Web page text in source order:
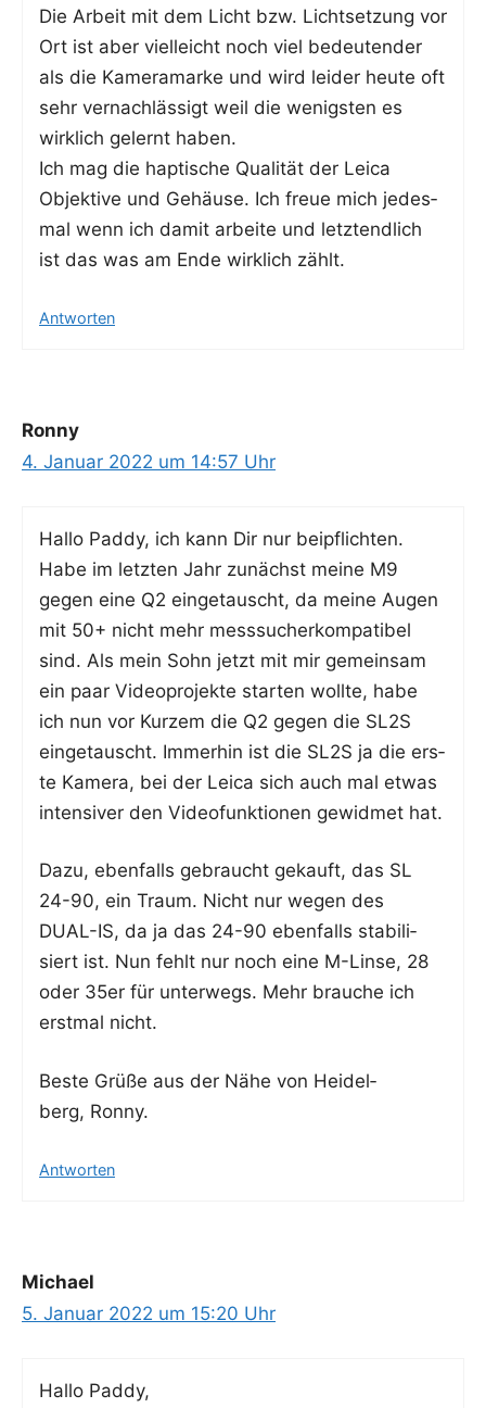
Die Arbeit mit dem Licht bzw. Licht­set­zung vor
Ort ist aber viel­leicht noch viel bedeu­ten­der
als die Kame­ra­mar­ke und wird lei­der heu­te oft
sehr ver­nach­läs­sigt weil die wenigs­ten es
wirk­lich gelernt haben.
Ich mag die hap­ti­sche Qua­li­tät der Lei­ca
Objek­ti­ve und Gehäu­se. Ich freue mich jedes­
mal wenn ich damit arbei­te und letzt­end­lich
ist das was am Ende wirk­lich zählt.
Antworten
Ronny
4. Januar 2022 um 14:57 Uhr
Hal­lo Pad­dy, ich kann Dir nur bei­pflich­ten.
Habe im letz­ten Jahr zunächst mei­ne M9
gegen eine Q2 ein­ge­tauscht, da mei­ne Augen
mit 50+ nicht mehr mess­su­cher­kom­pa­ti­bel
sind. Als mein Sohn jetzt mit mir gemein­sam
ein paar Video­pro­jek­te star­ten woll­te, habe
ich nun vor Kur­zem die Q2 gegen die SL2S
ein­ge­tauscht. Immer­hin ist die SL2S ja die ers­
te Kame­ra, bei der Lei­ca sich auch mal etwas
inten­si­ver den Video­funk­tio­nen gewid­met hat.
Dazu, eben­falls gebraucht gekauft, das SL
24-90, ein Traum. Nicht nur wegen des
DUAL-IS, da ja das 24-90 eben­falls sta­bi­li­
siert ist. Nun fehlt nur noch eine M-Lin­se, 28
oder 35er für unter­wegs. Mehr brau­che ich
erst­mal nicht.
Bes­te Grü­ße aus der Nähe von Hei­del­
berg, Ronny.
Antworten
Michael
5. Januar 2022 um 15:20 Uhr
Hal­lo Paddy,